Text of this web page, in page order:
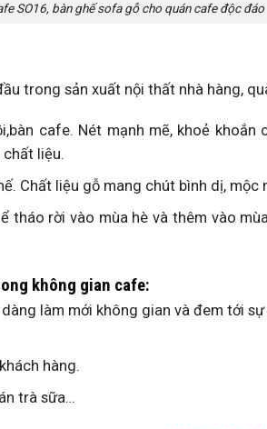
SO16, bàn ghế sofa gỗ cho quán cafe độc đáo
trong sản xuất nội thất nhà hàng,
cafe. Nét mạnh mẽ, khoẻ
liệu.
Chất liệu gỗ mang chút bình dị, mộc
tháo rời vào mùa hè và thêm vào
không gian cafe:
làm mới không gian và đem tới
hàng.
trà sữa…